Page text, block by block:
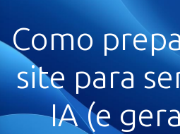
Como
site para
IA (e